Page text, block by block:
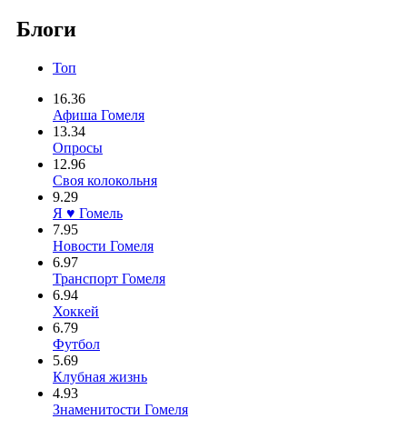
Блоги
Топ
16.36
Афиша Гомеля
13.34
Опросы
12.96
Своя колокольня
9.29
Я ♥ Гомель
7.95
Новости Гомеля
6.97
Транспорт Гомеля
6.94
Хоккей
6.79
Футбол
5.69
Клубная жизнь
4.93
Знаменитости Гомеля